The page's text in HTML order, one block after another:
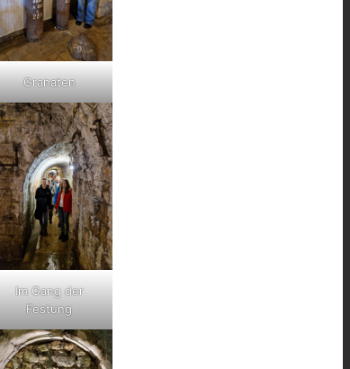
Granaten
Im Gang der
Festung